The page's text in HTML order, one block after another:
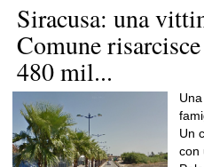
Siracusa: una
Comune
480 mil...
Un
con